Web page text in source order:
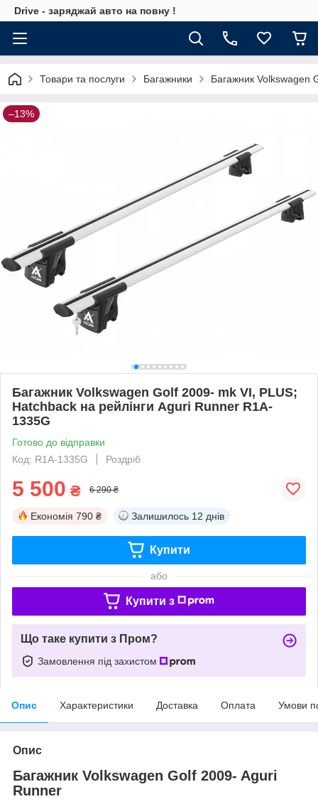
Drive - заряджай авто на повну !
Товари та послуги Багажники Багажник Volkswagen
–13%
Багажник Volkswagen Golf 2009- mk VI, PLUS;
Hatchback на рейлінги Aguri Runner R1A-
1335G
Готово до відправки
Код: R1A-1335G
Роздріб
5 500 ₴ 6 290 ₴
Економія 790 ₴ Залишилось 12 днів
Купити
або
Купити з
Що таке купити з Пром?
Замовлення під захистом
Опис Характеристики Доставка Оплата Умови
Опис
Багажник Volkswagen Golf 2009- Aguri
Runner